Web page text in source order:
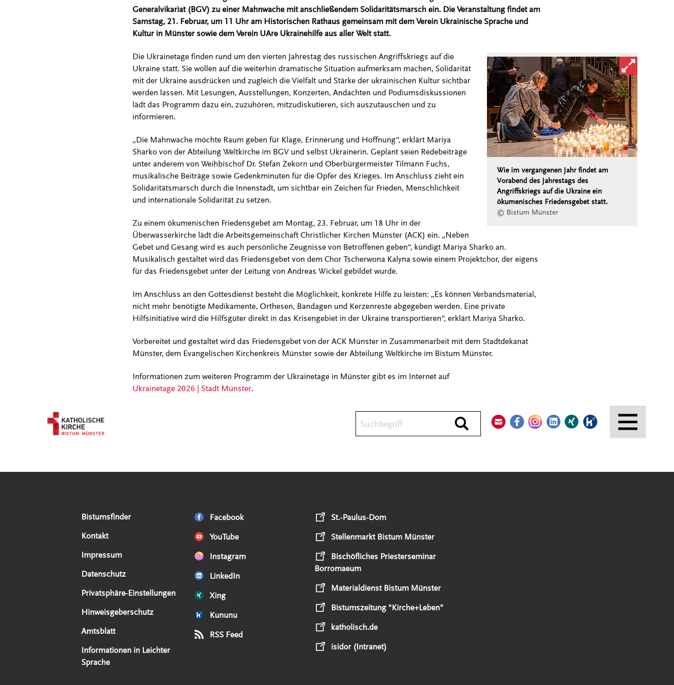
Durchsuchen
Generalvikariat (BGV) zu einer Mahnwache mit anschließendem Solidaritätsmarsch ein. Die Veranstaltung findet am
Samstag, 21. Februar, um 11 Uhr am Historischen Rathaus gemeinsam mit dem Verein Ukrainische Sprache und
Kultur in Münster sowie dem Verein UAre Ukrainehilfe aus aller Welt statt.
Bild in
Wie im vergangenen Jahr findet am
Vorabend des Jahrestags des
Angriffskriegs auf die Ukraine ein
ökumenisches Friedensgebet statt.
© Bistum Münster
Die Ukrainetage finden rund um den vierten Jahrestag des russischen Angriffskriegs auf die
Ukraine statt. Sie wollen auf die weiterhin dramatische Situation aufmerksam machen, Solidarität
mit der Ukraine ausdrücken und zugleich die Vielfalt und Stärke der ukrainischen Kultur sichtbar
werden lassen. Mit Lesungen, Ausstellungen, Konzerten, Andachten und Podiumsdiskussionen
lädt das Programm dazu ein, zuzuhören, mitzudiskutieren, sich auszutauschen und zu
informieren.
„Die Mahnwache möchte Raum geben für Klage, Erinnerung und Hoffnung“, erklärt Mariya
Sharko von der Abteilung Weltkirche im BGV und selbst Ukrainerin. Geplant seien Redebeiträge
unter anderem von Weihbischof Dr. Stefan Zekorn und Oberbürgermeister Tilmann Fuchs,
musikalische Beiträge sowie Gedenkminuten für die Opfer des Krieges. Im Anschluss zieht ein
Solidaritätsmarsch durch die Innenstadt, um sichtbar ein Zeichen für Frieden, Menschlichkeit
und internationale Solidarität zu setzen.
Zu einem ökumenischen Friedensgebet am Montag, 23. Februar, um 18 Uhr in der
Überwasserkirche lädt die Arbeitsgemeinschaft Christlicher Kirchen Münster (ACK) ein. „Neben
Gebet und Gesang wird es auch persönliche Zeugnisse von Betroffenen geben“, kündigt Mariya Sharko an.
Musikalisch gestaltet wird das Friedensgebet von dem Chor Tscherwona Kalyna sowie einem Projektchor, der eigens
für das Friedensgebet unter der Leitung von Andreas Wickel gebildet wurde.
Im Anschluss an den Gottesdienst besteht die Möglichkeit, konkrete Hilfe zu leisten: „Es können Verbandsmaterial,
nicht mehr benötigte Medikamente, Orthesen, Bandagen und Kerzenreste abgegeben werden. Eine private
Hilfsinitiative wird die Hilfsgüter direkt in das Krisengebiet in der Ukraine transportieren“, erklärt Mariya Sharko.
Vorbereitet und gestaltet wird das Friedensgebet von der ACK Münster in Zusammenarbeit mit dem Stadtdekanat
Münster, dem Evangelischen Kirchenkreis Münster sowie der Abteilung Weltkirche im Bistum Münster.
Informationen zum weiteren Programm der Ukrainetage in Münster gibt es im Internet auf
Ukrainetage 2026 | Stadt Münster.
Serviceangebote
Bistumsfinder
Kontakt
Impressum
Datenschutz
Privatsphäre-Einstellungen
Hinweisgeberschutz
Amtsblatt
Informationen in Leichter
Sprache
Social Media Angebote Facebook
YouTube
Instagram
LinkedIn
Xing
Kununu
RSS Feed
Externe Links St.-Paulus-Dom
Stellenmarkt Bistum Münster
Bischöfliches Priesterseminar
Borromaeum
Materialdienst Bistum Münster
Bistumszeitung "Kirche+Leben"
katholisch.de
isidor (Intranet)